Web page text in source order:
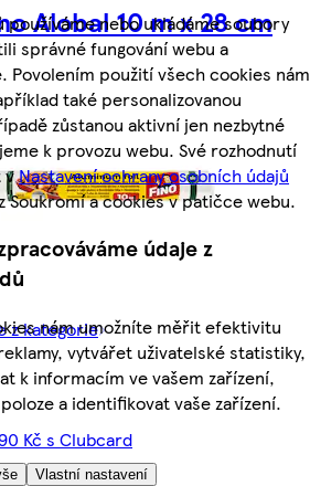
používáme nebo ukládáme soubory
správné fungování webu a
Povolením použití všech cookies nám
také personalizovanou
zůstanou aktivní jen nezbytné
k provozu webu. Své rozhodnutí
vNastavení ochrany osobních údajů
Soukromí a cookies v patičce webu.
údaje z
nám umožníte měřit efektivitu
vytvářet uživatelské statistiky,
k informacím ve vašem zařízení,
a identifikovat vaše zařízení.
Vlastní nastavení
Alobal 10 m x 28 cm
z kategorie
Kč s Clubcard